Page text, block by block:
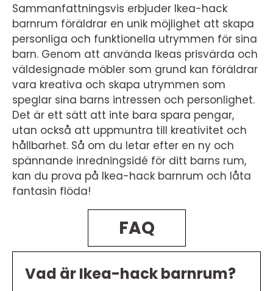
Sammanfattningsvis erbjuder Ikea-hack
barnrum föräldrar en unik möjlighet att skapa
personliga och funktionella utrymmen för sina
barn. Genom att använda Ikeas prisvärda och
väldesignade möbler som grund kan föräldrar
vara kreativa och skapa utrymmen som
speglar sina barns intressen och personlighet.
Det är ett sätt att inte bara spara pengar,
utan också att uppmuntra till kreativitet och
hållbarhet. Så om du letar efter en ny och
spännande inredningsidé för ditt barns rum,
kan du prova på Ikea-hack barnrum och låta
fantasin flöda!
FAQ
Vad är Ikea-hack barnrum?